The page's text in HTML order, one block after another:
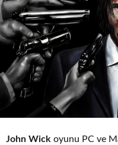
John Wick oyunu PC ve